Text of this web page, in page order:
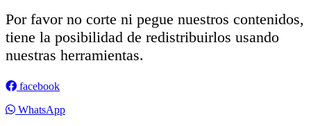
Por favor no corte ni pegue nuestros contenidos,
tiene la posibilidad de redistribuirlos usando
nuestras herramientas.
facebook
WhatsApp